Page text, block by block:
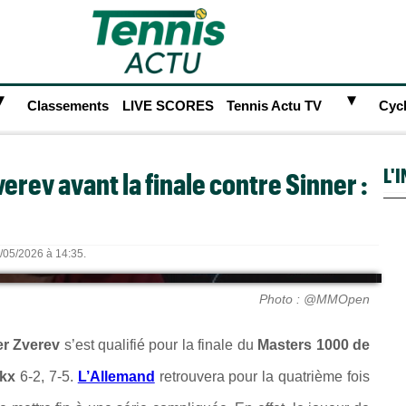
Classements LIVE SCORES Tennis Actu TV ►
avant la finale contre Sinner :
2026 à 14:35.
Photo : @MMOpen
Zverev s’est qualifié pour la finale du Masters 1000 de
6-2, 7-5. L’Allemand retrouvera pour la quatrième fois